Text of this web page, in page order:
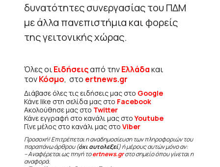
δυνατότητες συνεργασίας του ΠΔΜ
με άλλα πανεπιστήμια και φορείς
της γειτονικής χώρας.
Όλες οιΕιδήσειςαπό τηνΕλλάδακαι
τονΚόσμο, στο ertnews.gr
Διάβασε όλες τις ειδήσεις μας στο Google
Κάνε like στη σελίδα μας στο Facebook
Ακολούθησε μας στο Twitter
Κάνε εγγραφή στο κανάλι μας στοYoutube
Γίνε μέλος στο κανάλι μας στο Viber
Προσοχή! Επιτρέπεται η αναδημοσίευση των πληροφοριών του
παραπάνω άρθρου (όχι αυτολεξεί) ή μέρους αυτών μόνο αν:
– Αναφέρεται ως πηγή τοertnews.grστο σημείο όπου γίνεται η
αναφορά.